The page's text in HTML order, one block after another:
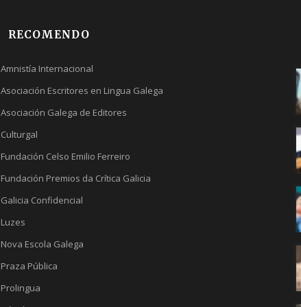
RECOMENDO
Amnistía Internacional
Asociación Escritores en Lingua Galega
Asociación Galega de Editores
Culturgal
Fundación Celso Emilio Ferreiro
Fundación Premios da Crítica Galicia
Galicia Confidencial
Luzes
Nova Escola Galega
Praza Pública
Prolingua